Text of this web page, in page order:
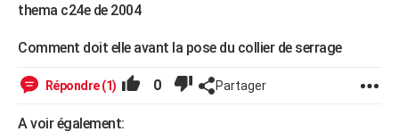
Forum
Aménagement intérieur
Extérieur
Cuisine
Salle de bains
Jardinage
Rangement
WEEK-END
Guides de France
Escapades
Patrimoine
Expositions
Musées
Week-end nature
+LIFESTYLE
Art de vivre
Bien-être
Loisirs
Mode
Modes de vie
SANTE
Alimentation
Guide de la santé
Maladies
Médicaments
Sommeil
VOYAGE
thema c24e de 2004
Comment doit elle avant la pose du collier de serrage
Répondre (1) 0 Partager
A voir également: